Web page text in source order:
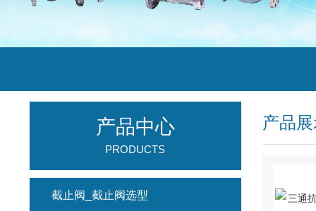
产品
产品中心
PRODUCTS
截止阀_截止阀选型